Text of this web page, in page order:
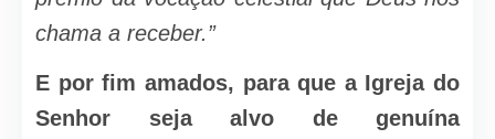
chama a receber.”
E por fim amados, para que a Igreja do
Senhor seja alvo de genuína